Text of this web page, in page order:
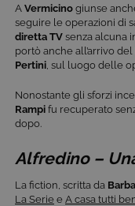
A Vermicino giunse
seguire le operazioni di
diretta TV senza alcuna
portò anche all’arrivo
Pertini , sul luogo delle
Nonostante gli sforzi
Rampi fu recuperato
dopo.
Alfredino –
La fiction, scritta da
La Serie e A casa tutti